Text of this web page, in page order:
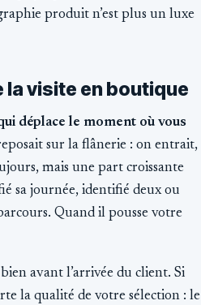
produit n’est plus un luxe
la visite en boutique
déplace le moment où vous
sur la flânerie : on entrait,
mais une part croissante
sa journée, identifié deux ou
Quand il pousse votre
avant l’arrivée du client. Si
la qualité de votre sélection : le